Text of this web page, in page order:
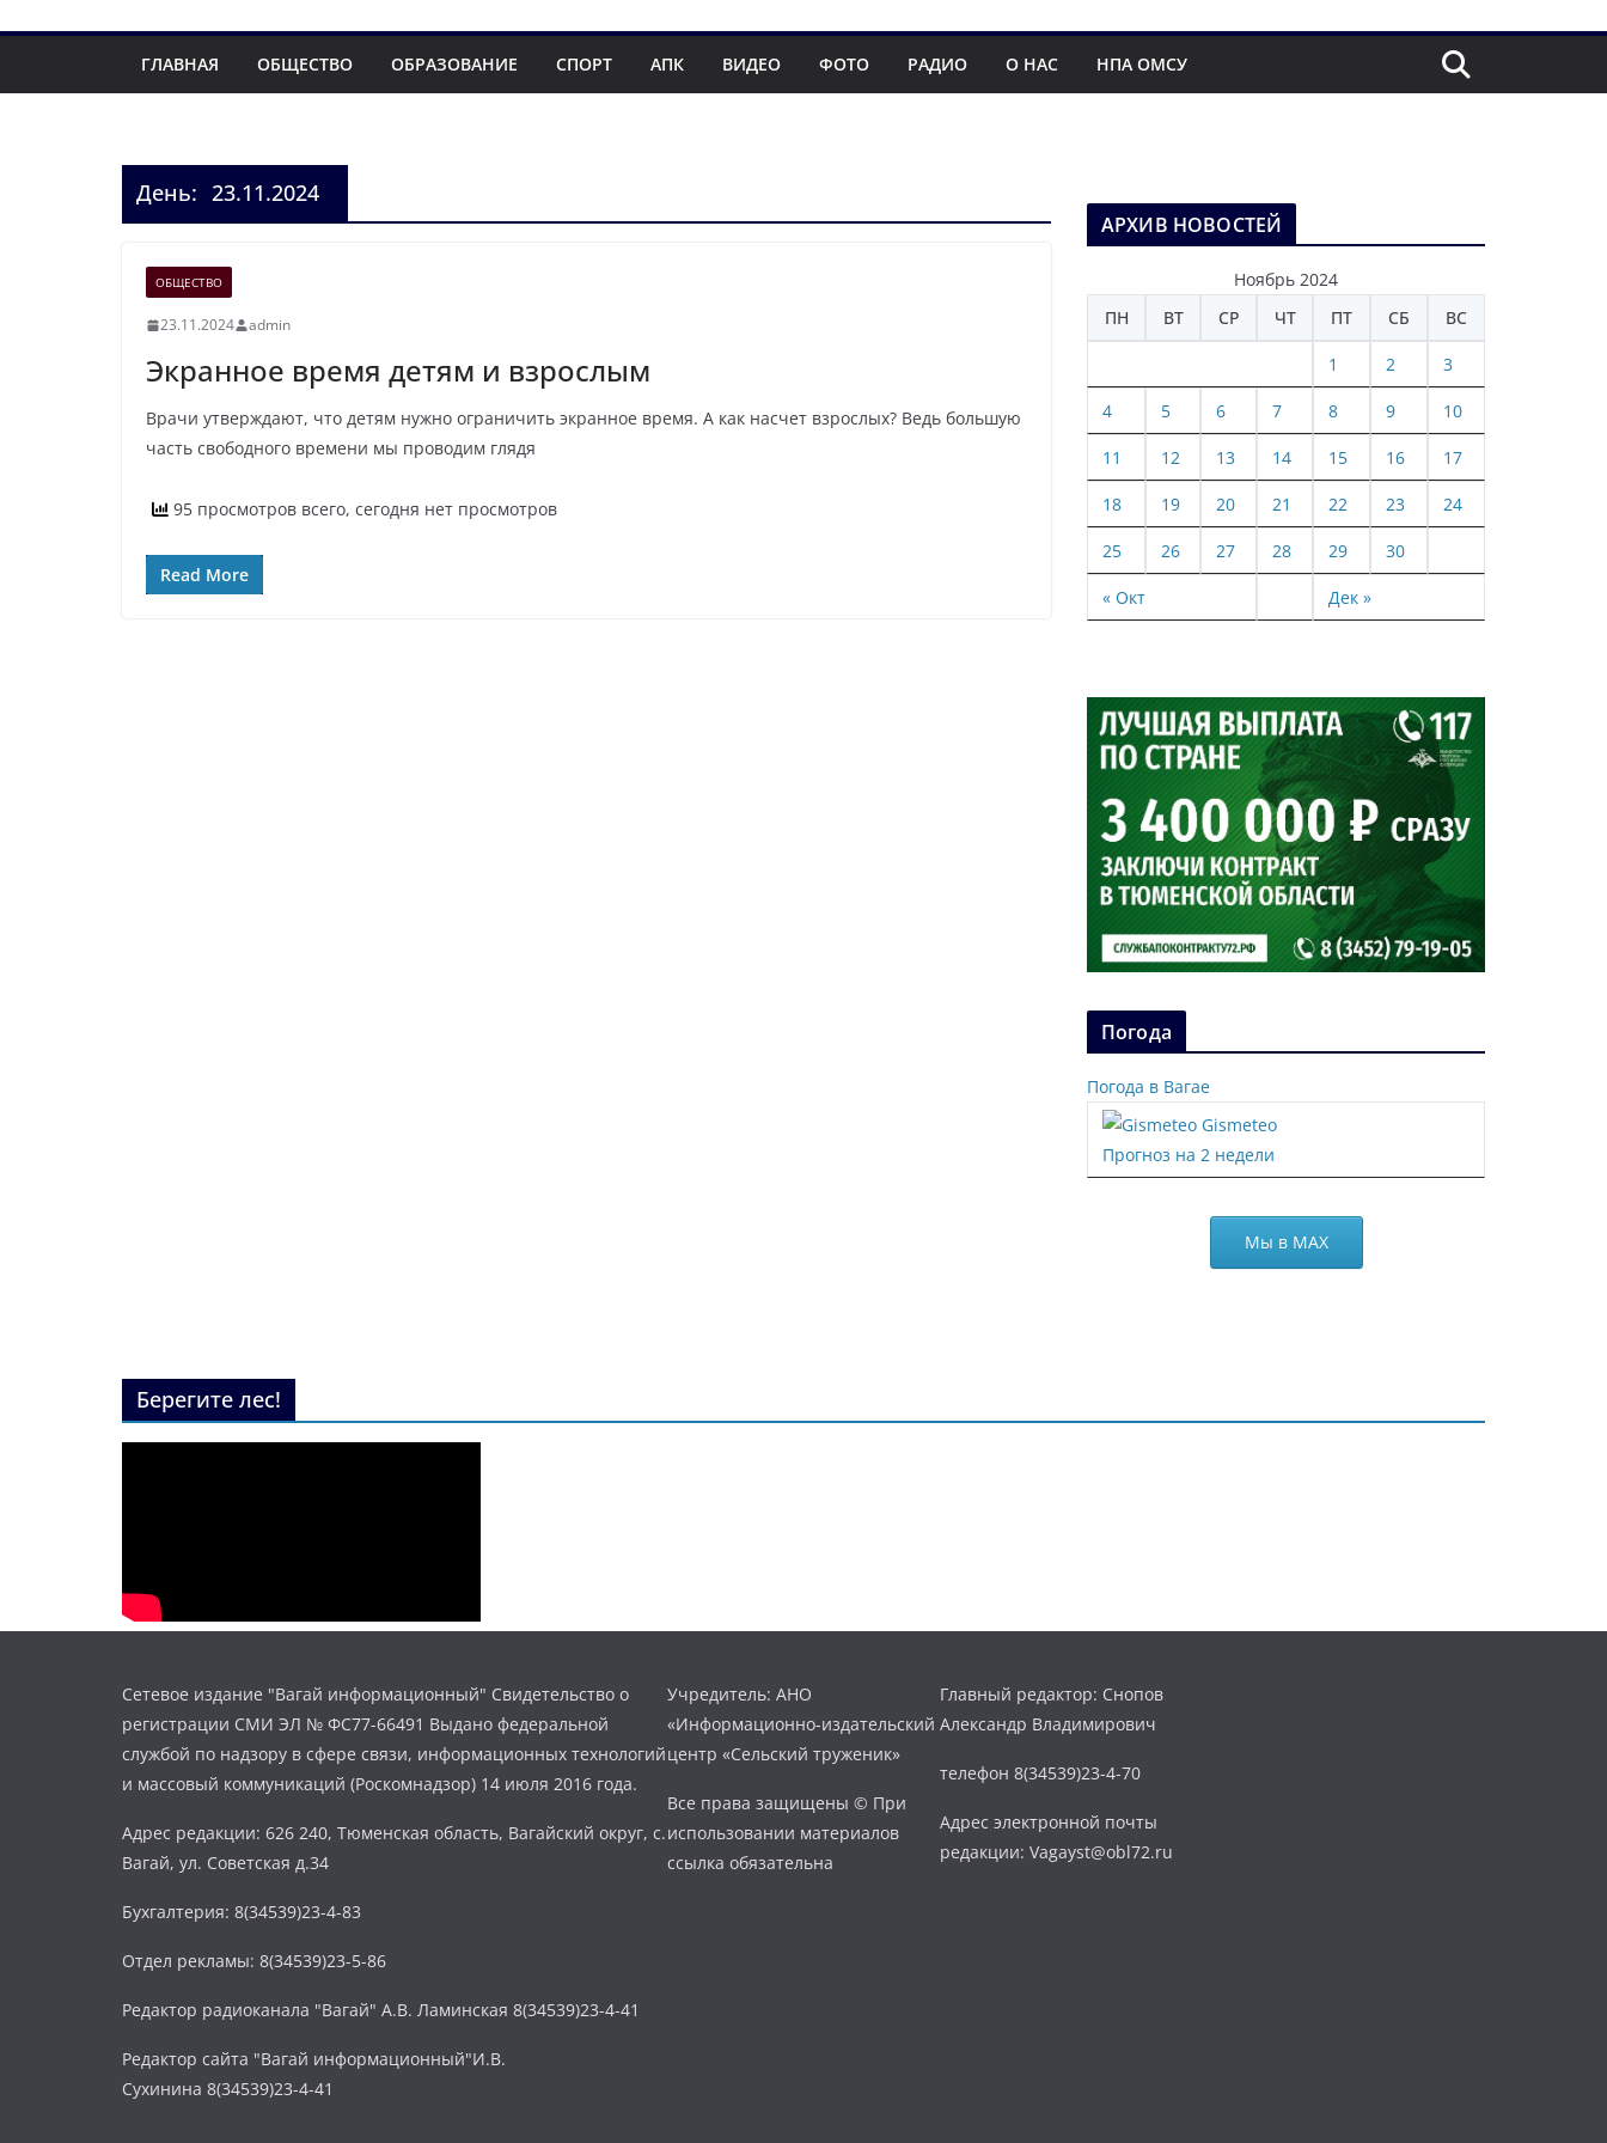
ГЛАВНАЯ ОБЩЕСТВО ОБРАЗОВАНИЕ СПОРТ АПК ВИДЕО ФОТО РАДИО О НАС НПА ОМСУ
День: 23.11.2024
ОБЩЕСТВО
23.11.2024 admin
Экранное время детям и взрослым
Врачи утверждают, что детям нужно ограничить экранное время. А как насчет взрослых? Ведь большую
часть свободного времени мы проводим глядя
95 просмотров всего, сегодня нет просмотров
Read More
АРХИВ НОВОСТЕЙ
Ноябрь 2024
ПН
ВТ СР ЧТ ПТ СБ ВС
« Окт Дек »
1 2 3
4 5 6 7 8 9 10
11 12 13 14 15 16 17
18 19 20 21 22 23 24
25 26 27 28 29 30
Погода
Погода в Вагае
Gismeteo
Прогноз на 2 недели
Мы в МАХ
Берегите лес!
Сетевое издание "Вагай информационный" Свидетельство о
регистрации СМИ ЭЛ № ФС77-66491 Выдано федеральной
службой по надзору в сфере связи, информационных технологий
и массовый коммуникаций (Роскомнадзор) 14 июля 2016 года.
Адрес редакции: 626 240, Тюменская область, Вагайский округ, с.
Вагай, ул. Советская д.34
Бухгалтерия: 8(34539)23-4-83
Отдел рекламы: 8(34539)23-5-86
Редактор радиоканала "Вагай" А.В. Ламинская 8(34539)23-4-41
Редактор сайта "Вагай информационный"И.В.
Сухинина 8(34539)23-4-41
Учредитель: АНО
«Информационно-издательский
центр «Сельский труженик»
Все права защищены © При
использовании материалов
ссылка обязательна
Главный редактор: Снопов
Александр Владимирович
телефон 8(34539)23-4-70
Адрес электронной почты
редакции: Vagayst@obl72.ru